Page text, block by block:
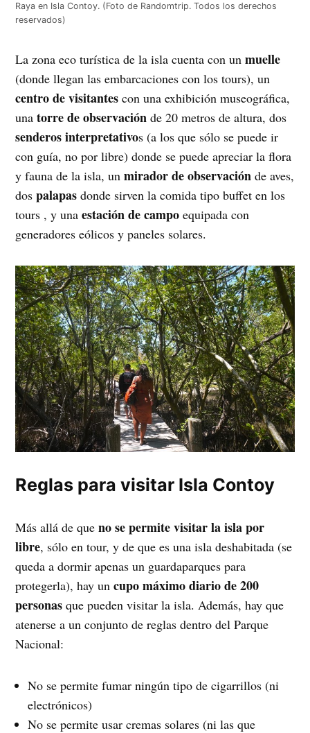
Raya en Isla Contoy. (Foto de Randomtrip. Todos los derechos
reservados)
La zona eco turística de la isla cuenta con unmuelle
(donde llegan las embarcaciones con los tours), un
centro de visitantescon una exhibición museográfica,
unatorre de observación de 20 metros de altura, dos
senderos interpretativos (a los que sólo se puede ir
con guía, no por libre) donde se puede apreciar la flora
y fauna de la isla, unmirador de observación de aves,
dospalapasdonde sirven la comida tipo buffet en los
tours , y unaestación de campo equipada con
generadores eólicos y paneles solares.
Reglas para visitar Isla Contoy
Más allá de queno se permite visitar la isla por
libre, sólo en tour, y de que es una isla deshabitada (se
queda a dormir apenas un guardaparques para
protegerla), hay uncupo máximo diario de 200
personas que pueden visitar la isla. Además, hay que
atenerse a un conjunto de reglas dentro del Parque
Nacional:
No se permite fumar ningún tipo de cigarrillos (ni
electrónicos)
No se permite usar cremas solares (ni las que